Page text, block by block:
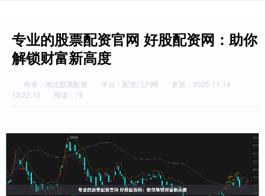
专业的股票配资官网 好股配资网：助你
解锁财富新高度
作者：湖北股票配资 平台：配资门户网
更新：2025-11-14
13:22:10
阅读：76